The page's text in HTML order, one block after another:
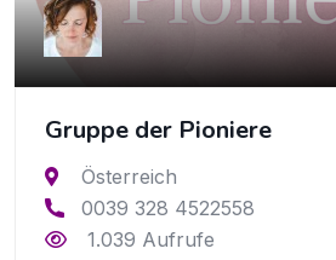
Gruppe der Pioniere
Österreich
0039 328 4522558
1.039 Aufrufe